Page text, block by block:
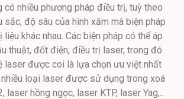
có nhiều phương pháp điều trị, tuỳ theo
sắc, độ sâu của hình xăm mà biện pháp
khác nhau. Các biện pháp có thể áp
thuật, đốt điện, điều trị laser, trong đó
laser được coi là lựa chọn ưu việt nhất
loại laser được sử dụng trong xoá
laser hồng ngọc, laser KTP, laser Yag,..